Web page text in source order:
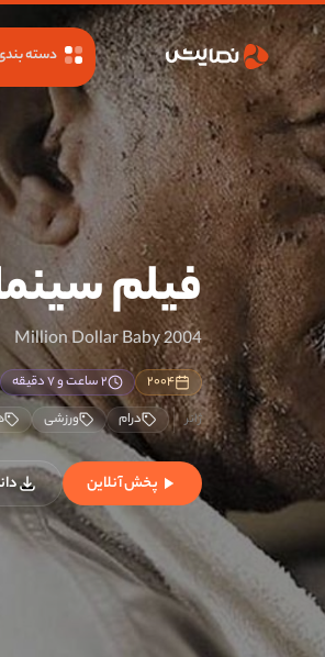
دسته
فیلم
Million Dollar Baby 2004
۲۰۰۴ ۲ ساعت و ۷ دقیقه
درام
ورزشی
پخش آنلاین